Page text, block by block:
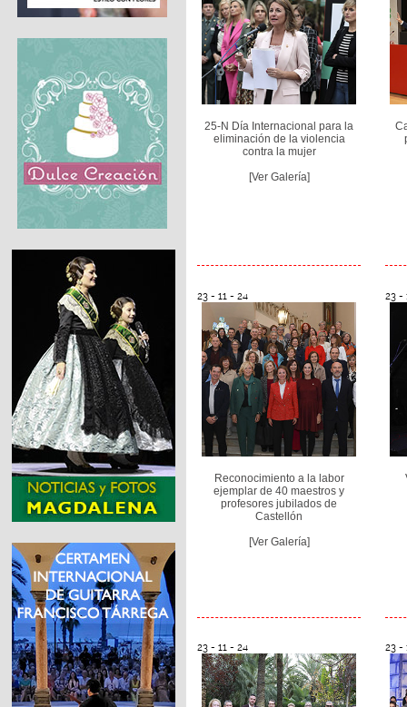
25-N Día Internacional para la
eliminación de la violencia
contra la mujer
[Ver Galería]
23 - 11 - 24
Reconocimiento a la labor
ejemplar de 40 maestros y
profesores jubilados de
Castellón
[Ver Galería]
23 -
23 - 11 - 24 23 -